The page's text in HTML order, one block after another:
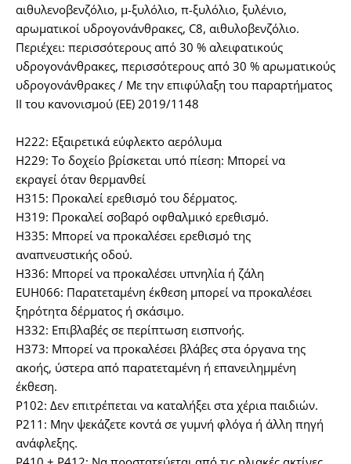
αιθυλενοβενζόλιο, μ-ξυλόλιο, π-ξυλόλιο, ξυλένιο,
αρωματικοί υδρογονάνθρακες, C8, αιθυλοβενζόλιο.
Περιέχει: περισσότερους από 30 % αλειφατικούς
υδρογονάνθρακες, περισσότερους από 30 % αρωματικούς
υδρογονάνθρακες / Με την επιφύλαξη του παραρτήματος
ΙΙ του κανονισμού (ΕΕ) 2019/1148
H222: Εξαιρετικά εύφλεκτο αερόλυμα
H229: Το δοχείο βρίσκεται υπό πίεση: Μπορεί να
εκραγεί όταν θερμανθεί
H315: Προκαλεί ερεθισμό του δέρματος.
H319: Προκαλεί σοβαρό οφθαλμικό ερεθισμό.
H335: Μπορεί να προκαλέσει ερεθισμό της
αναπνευστικής οδού.
H336: Μπορεί να προκαλέσει υπνηλία ή ζάλη
EUH066: Παρατεταμένη έκθεση μπορεί να προκαλέσει
ξηρότητα δέρματος ή σκάσιμο.
H332: Επιβλαβές σε περίπτωση εισπνοής.
H373: Μπορεί να προκαλέσει βλάβες στα όργανα της
ακοής, ύστερα από παρατεταμένη ή επανειλημμένη
έκθεση.
P102: Δεν επιτρέπεται να καταλήξει στα χέρια παιδιών.
P211: Μην ψεκάζετε κοντά σε γυμνή φλόγα ή άλλη πηγή
ανάφλεξης.